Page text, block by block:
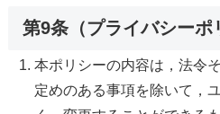
第9条（プライバシーポ
本ポリシーの内容は，法令
定めのある事項を除いて，